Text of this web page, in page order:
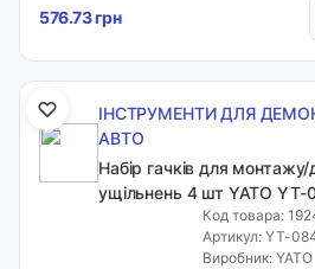
576.73 грн
ІНСТРУМЕНТИ ДЛЯ
АВТО
Набір гачків для
ущільнень 4 шт YATO
Код товара:
Артикул: YT-
Виробник: YATO